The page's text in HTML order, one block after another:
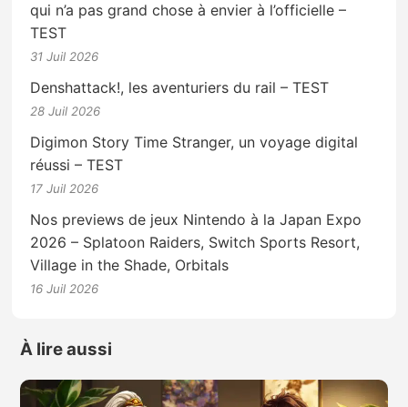
qui n’a pas grand chose à envier à l’officielle –
TEST
31 Juil 2026
Denshattack!, les aventuriers du rail – TEST
28 Juil 2026
Digimon Story Time Stranger, un voyage digital
réussi – TEST
17 Juil 2026
Nos previews de jeux Nintendo à la Japan Expo
2026 – Splatoon Raiders, Switch Sports Resort,
Village in the Shade, Orbitals
16 Juil 2026
À lire aussi